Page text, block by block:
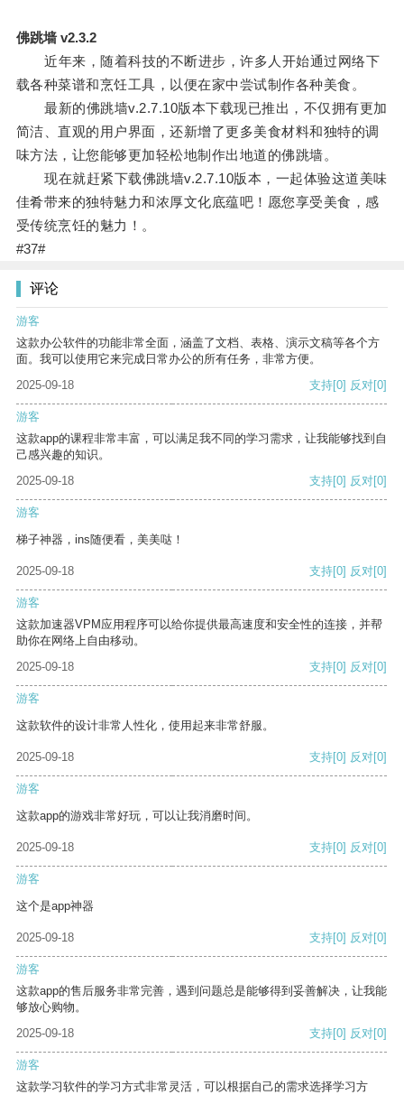
佛跳墙 v2.3.2
近年来，随着科技的不断进步，许多人开始通过网络下
载各种菜谱和烹饪工具，以便在家中尝试制作各种美食。
最新的佛跳墙v.2.7.10版本下载现已推出，不仅拥有更加
简洁、直观的用户界面，还新增了更多美食材料和独特的调
味方法，让您能够更加轻松地制作出地道的佛跳墙。
现在就赶紧下载佛跳墙v.2.7.10版本，一起体验这道美味
佳肴带来的独特魅力和浓厚文化底蕴吧！愿您享受美食，感
受传统烹饪的魅力！。
#37#
评论
游客
这款办公软件的功能非常全面，涵盖了文档、表格、演示文稿等各个方
面。我可以使用它来完成日常办公的所有任务，非常方便。
2025-09-18
支持[0] 反对[0]
游客
这款app的课程非常丰富，可以满足我不同的学习需求，让我能够找到自
己感兴趣的知识。
2025-09-18
支持[0] 反对[0]
游客
梯子神器，ins随便看，美美哒！
2025-09-18 支持[0] 反对[0]
游客
这款加速器VPM应用程序可以给你提供最高速度和安全性的连接，并帮
助你在网络上自由移动。
2025-09-18
支持[0] 反对[0]
游客
这款软件的设计非常人性化，使用起来非常舒服。
2025-09-18 支持[0] 反对[0]
游客
这款app的游戏非常好玩，可以让我消磨时间。
2025-09-18 支持[0] 反对[0]
游客
这个是app神器
2025-09-18 支持[0] 反对[0]
游客
这款app的售后服务非常完善，遇到问题总是能够得到妥善解决，让我能
够放心购物。
2025-09-18
支持[0] 反对[0]
游客
这款学习软件的学习方式非常灵活，可以根据自己的需求选择学习方